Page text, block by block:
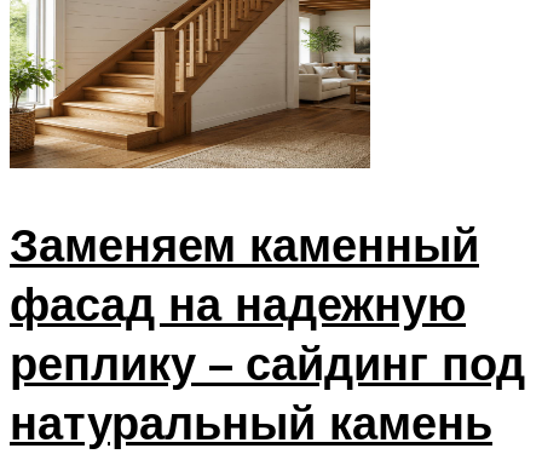
Заменяем каменный
фасад на надежную
реплику – сайдинг под
натуральный камень